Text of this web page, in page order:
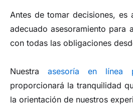
Antes de tomar decisiones, es
adecuado asesoramiento para
con todas las obligaciones
Nuestra asesoría en línea
proporcionará la tranquilidad
la orientación de nuestros